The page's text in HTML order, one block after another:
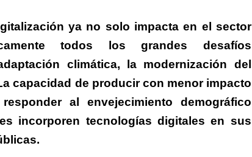
ya no solo impacta en el sector
todos los grandes desafíos
climática, la modernización del
capacidad de producir con menor impacto
al envejecimiento demográfico
incorporen tecnologías digitales en sus